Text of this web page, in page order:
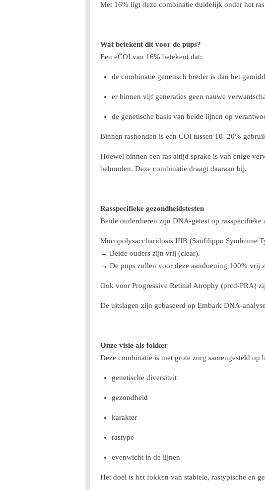
Met 16% ligt deze combinatie duidelijk onder het
Wat betekent dit voor de pups?
Een eCOI van 16% betekent dat:
de combinatie genetisch breder is dan het
er binnen vijf generaties geen nauwe
de genetische basis van beide lijnen op
Binnen rashonden is een COI tussen 10–20%
Hoewel binnen een ras altijd sprake is van enige
behouden. Deze combinatie draagt daaraan bij.
Rasspecifieke gezondheidstesten
Beide ouderdieren zijn DNA-getest op
Mucopolysaccharidosis IIIB (Sanfilippo Syndrome
→ Beide ouders zijn vrij (clear).
→ De pups zullen voor deze aandoening 100% vrij
Ook voor Progressive Retinal Atrophy (prcd-PRA)
De uitslagen zijn gebaseerd op Embark DNA-
Onze visie als fokker
Deze combinatie is met grote zorg samengesteld op
genetische diversiteit
gezondheid
karakter
rastype
evenwicht in de lijnen
Het doel is het fokken van stabiele, rastypische en